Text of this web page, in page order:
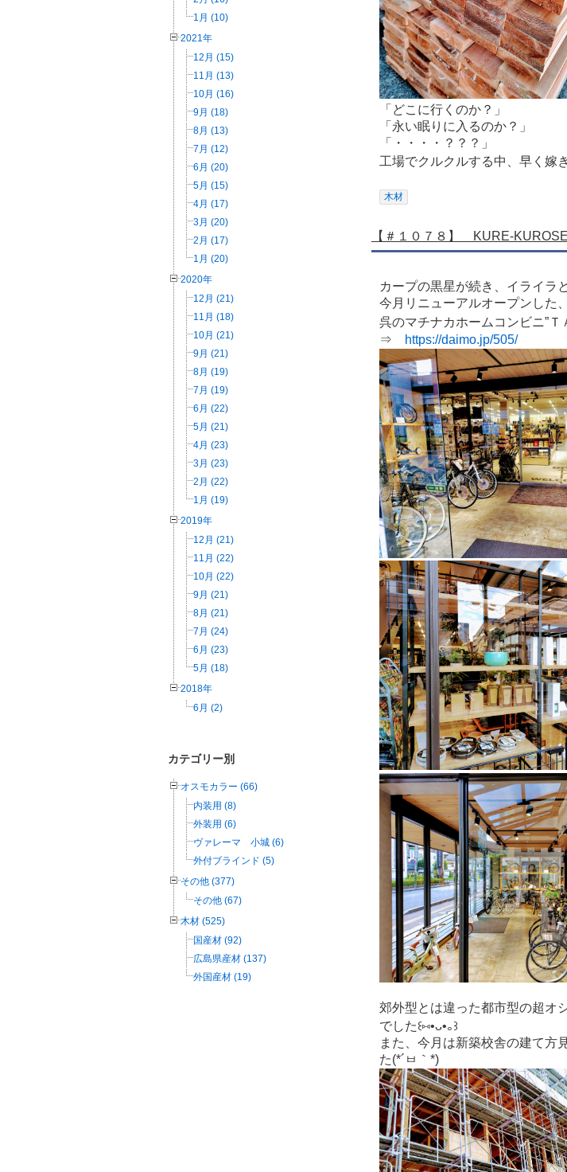
1月 (10)
2021年
12月 (15)
11月 (13)
10月 (16)
9月 (18)
8月 (13)
7月 (12)
6月 (20)
5月 (15)
4月 (17)
3月 (20)
2月 (17)
1月 (20)
2020年
12月 (21)
11月 (18)
10月 (21)
9月 (21)
8月 (19)
7月 (19)
6月 (22)
5月 (21)
4月 (23)
3月 (23)
2月 (22)
1月 (19)
2019年
12月 (21)
11月 (22)
10月 (22)
9月 (21)
8月 (21)
7月 (24)
6月 (23)
5月 (18)
2018年
6月 (2)
カテゴリー別
オスモカラー (66)
内装用 (8)
外装用 (6)
ヴァレーマ 小城 (6)
外付ブラインド (5)
その他 (377)
その他 (67)
木材 (525)
国産材 (92)
広島県産材 (137)
外国産材 (19)
「どこに行くのか？」
「永い眠りに入るのか？」
「・・・・？？？」
工場でクルクルする中、早く嫁
木材
【＃１０７８】 KURE-KUROSE
カープの黒星が続き、イライラ
今月リニューアルオープンした
⇒
https://daimo.jp/505/
郊外型とは違った都市型の超オ
でした꒰⑅•ᴗ•｡꒱
また、今月は新築校舎の建て方
た(*´ㅂ｀*)